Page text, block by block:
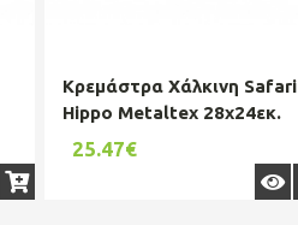
Κρεμάστρα Χάλκινη Safari
Hippo Metaltex 28x24εκ.
16-370102
25.47€